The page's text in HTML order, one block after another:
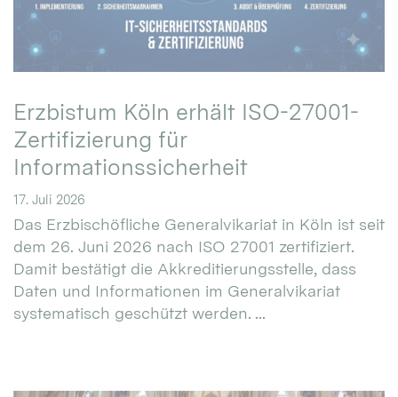
Erzbistum Köln erhält ISO-27001-
Zertifizierung für
Informationssicherheit
17. Juli 2026
Das Erzbischöfliche Generalvikariat in Köln ist seit
dem 26. Juni 2026 nach ISO 27001 zertifiziert.
Damit bestätigt die Akkreditierungsstelle, dass
Daten und Informationen im Generalvikariat
systematisch geschützt werden. ...